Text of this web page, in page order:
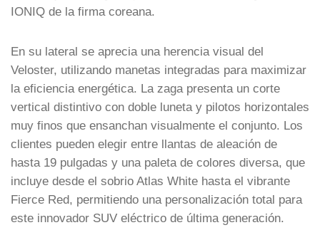
IONIQ de la firma coreana.
En su lateral se aprecia una herencia visual del
Veloster, utilizando manetas integradas para maximizar
la eficiencia energética. La zaga presenta un corte
vertical distintivo con doble luneta y pilotos horizontales
muy finos que ensanchan visualmente el conjunto. Los
clientes pueden elegir entre llantas de aleación de
hasta 19 pulgadas y una paleta de colores diversa, que
incluye desde el sobrio Atlas White hasta el vibrante
Fierce Red, permitiendo una personalización total para
este innovador SUV eléctrico de última generación.